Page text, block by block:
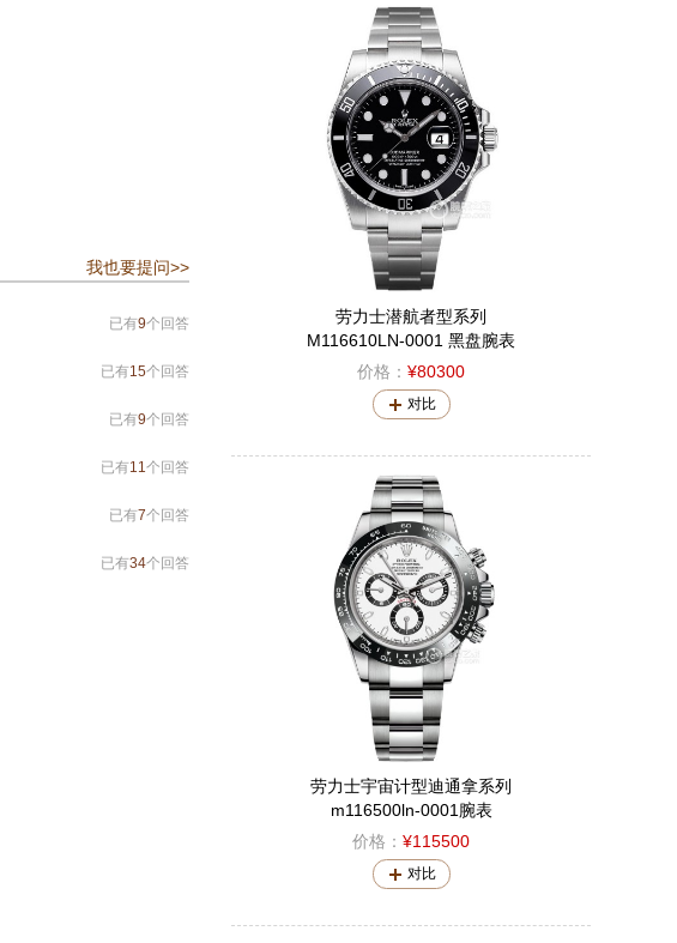
我也要提问>>
已有9个回答
已有15个回答
已有9个回答
已有11个回答
已有7个回答
已有34个回答
劳力士潜航者型系列
M116610LN-0001 黑盘腕表
价格： ¥80300
对比
劳力士宇宙计型迪通拿系列
m116500ln-0001腕表
价格： ¥115500
对比